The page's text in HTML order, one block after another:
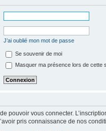
J’ai oublié mon mot de passe
Se souvenir de moi
Masquer ma présence lors de cette
pouvoir vous connecter.
pris connaissance de nos